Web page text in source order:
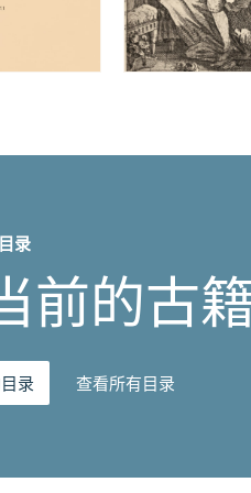
录
前的古
录 查看所有目录